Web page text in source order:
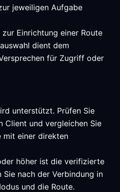
jeweiligen Aufgabe
Einrichtung einer Route
dient dem
für Zugriff oder
unterstützt. Prüfen Sie
Client und vergleichen Sie
mit einer direkten
höher ist die verifizierte
Sie nach der Verbindung in
und die Route.